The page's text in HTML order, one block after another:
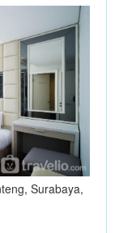
Surabaya,